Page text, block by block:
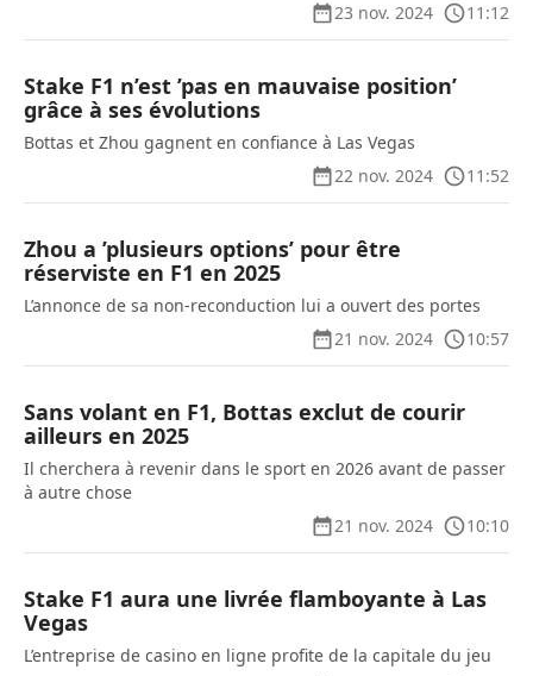
23 nov. 2024
11:12
Stake F1 n’est ’pas en mauvaise position’
grâce à ses évolutions
Bottas et Zhou gagnent en confiance à Las Vegas
22 nov. 2024
11:52
Zhou a ’plusieurs options’ pour être
réserviste en F1 en 2025
L’annonce de sa non-reconduction lui a ouvert des portes
21 nov. 2024
10:57
Sans volant en F1, Bottas exclut de courir
ailleurs en 2025
Il cherchera à revenir dans le sport en 2026 avant de passer
à autre chose
21 nov. 2024
10:10
Stake F1 aura une livrée flamboyante à Las
Vegas
L’entreprise de casino en ligne profite de la capitale du jeu